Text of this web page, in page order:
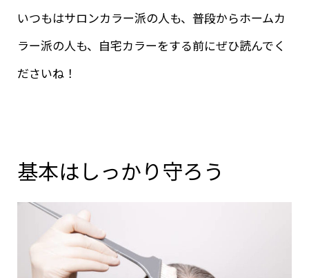
いつもはサロンカラー派の人も、普段からホームカ
ラー派の人も、自宅カラーをする前にぜひ読んでく
ださいね！
基本はしっかり守ろう